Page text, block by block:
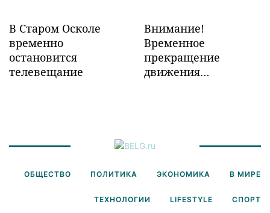
В Старом Осколе
временно
остановится
телевещание
Внимание!
Временное
прекращение
движения
ОБЩЕСТВО ПОЛИТИКА ЭКОНОМИКА В МИРЕ
ТЕХНОЛОГИИ LIFESTYLE СПОРТ